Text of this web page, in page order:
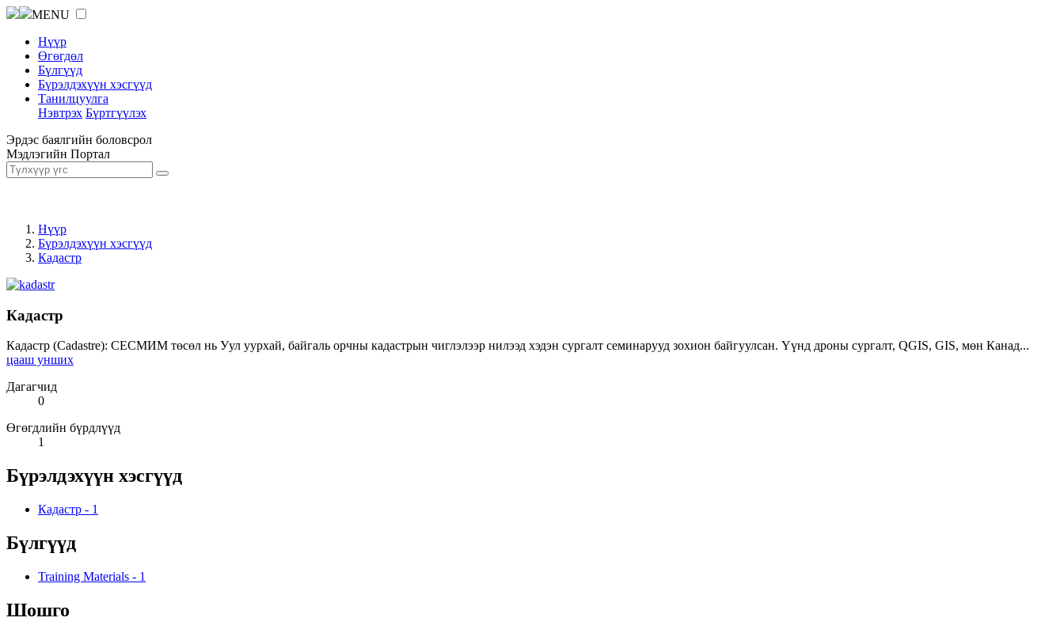
MENU
Нүүр
Өгөгдөл
Бүлгүүд
Бүрэлдэхүүн хэсгүүд
Танилцуулга
Нэвтрэх Бүртгүүлэх
Эрдэс баялгийн боловсрол
Мэдлэгийн Портал
Нүүр
Бүрэлдэхүүн хэсгүүд
Кадастр
Кадастр
Кадастр (Cadastre): СЕСМИМ төсөл нь Уул уурхай, байгаль орчны кадастрын чиглэлээр нилээд хэдэн сургалт семинарууд зохион байгуулсан. Үүнд дроны сургалт, QGIS, GIS, мөн Канад...
цааш унших
Дагагчид
0
Өгөгдлийн бүрдлүүд
1
Бүрэлдэхүүн хэсгүүд
Кадастр - 1
Бүлгүүд
Training Materials - 1
Шошго